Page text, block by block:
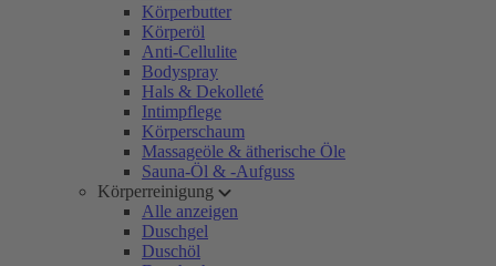
Körperbutter
Körperöl
Anti-Cellulite
Bodyspray
Hals & Dekolleté
Intimpflege
Körperschaum
Massageöle & ätherische Öle
Sauna-Öl & -Aufguss
Körperreinigung
Alle anzeigen
Duschgel
Duschöl